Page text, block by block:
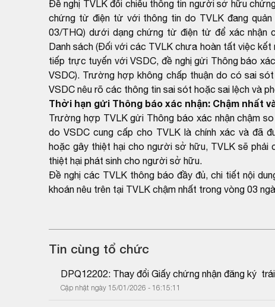
Đề nghị TVLK đối chiếu thông tin người sở hữu
chứng từ điện tử với thông tin do TVLK đang
03/THQ) dưới dạng chứng từ điện tử để xác nhận
Danh sách (Đối với các TVLK chưa hoàn tất việc
tiếp trực tuyến với VSDC, đề nghị gửi Thông báo
VSDC). Trường hợp không chấp thuận do có sai
VSDC nêu rõ các thông tin sai sót hoặc sai lệch và
Thời hạn gửi Thông báo xác nhận: Chậm nhất
Trường hợp TVLK gửi Thông báo xác nhận chậm
do VSDC cung cấp cho TVLK là chính xác và đã
hoặc gây thiệt hại cho người sở hữu, TVLK sẽ phải
thiệt hại phát sinh cho người sở hữu.
Đề nghị các TVLK thông báo đầy đủ, chi tiết nội
khoán nêu trên tại TVLK chậm nhất trong vòng 03
Tin cùng tổ chức
DPQ12202: Thay đổi Giấy chứng nhận đăng ký
Cập nhật ngày 15/01/2026 - 16:15:11